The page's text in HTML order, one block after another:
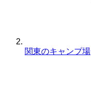
関東のキャンプ場